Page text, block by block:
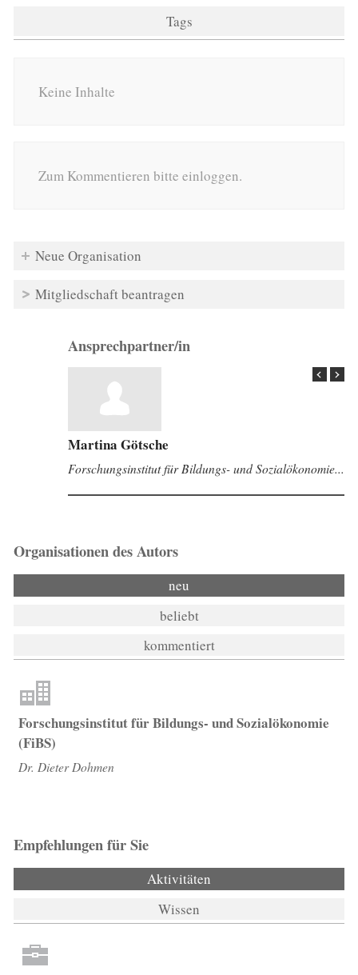
Tags
Keine Inhalte
Zum Kommentieren bitte einloggen.
Neue Organisation
Mitgliedschaft beantragen
Ansprechpartner/in
Martina Götsche
Forschungsinstitut für Bildungs- und Sozialökonomie...
Organisationen des Autors
neu
beliebt
kommentiert
Forschungsinstitut für Bildungs- und Sozialökonomie
(FiBS)
Dr. Dieter Dohmen
Empfehlungen für Sie
Aktivitäten
Wissen